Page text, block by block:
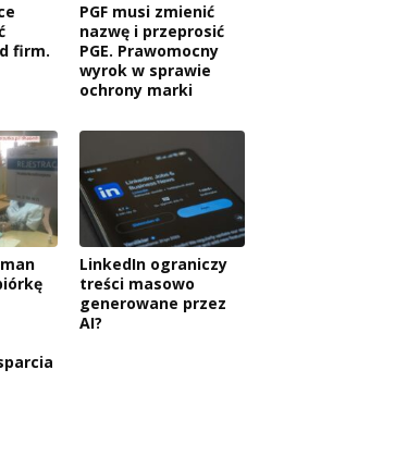
firm.
PGF musi zmienić
nazwę i przeprosić
PGE. Prawomocny
wyrok w sprawie
ochrony marki
LinkedIn ograniczy
treści masowo
generowane przez
AI?